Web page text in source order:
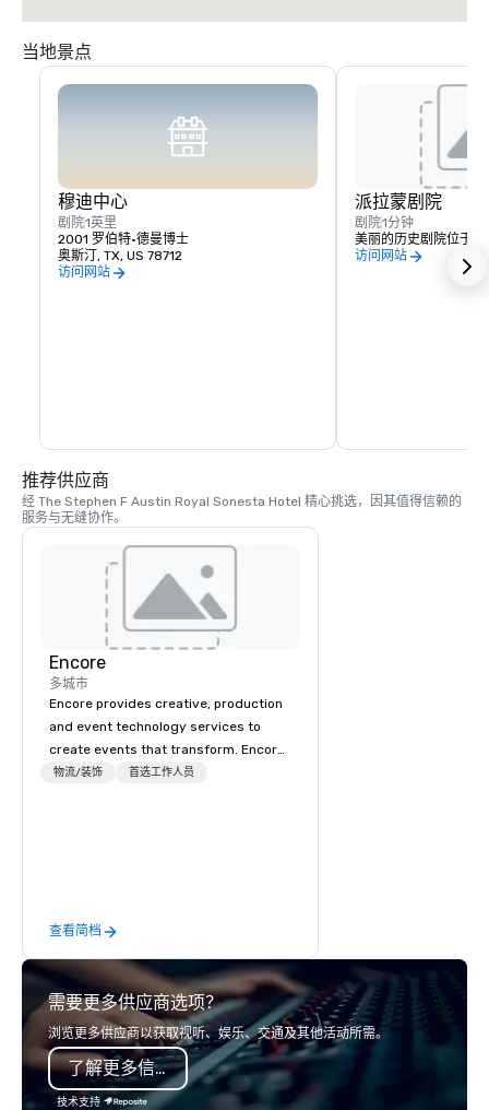
当地景点
穆迪中心
剧院1英里
2001 罗伯特·德曼博士
奥斯汀, TX, US 78712
访问网站
派拉蒙剧院
剧院1分钟
美丽的历史剧院位于酒
访问网站
推荐供应商
经 The Stephen F Austin Royal Sonesta Hotel 精心挑选，因其值得信赖的
服务与无缝协作。
Encore
多城市
Encore provides creative, production
and event technology services to
create events that transform. Encore
creates memorable event experiences
creative, advanced technology,
digital, environmental, staging, and
digital solutions for hybrid, virtual and
in-person events of any type.
物流/装饰 首选工作人员
查看简档
需要更多供应商选项？
浏览更多供应商以获取视听、娱乐、交通及其他活动所需。
了解更多信息
技术支持